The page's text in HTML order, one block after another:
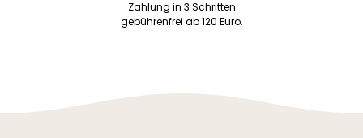
Zahlung in 3 Schritten
gebührenfrei ab 120 Euro.